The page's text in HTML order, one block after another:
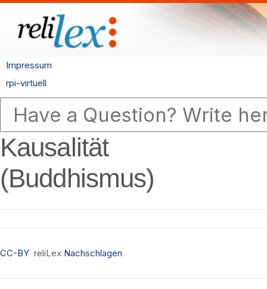
Impressum
rpi-virtuell
Kausalität
(Buddhismus)
CC-BY reliLex Nachschlagen